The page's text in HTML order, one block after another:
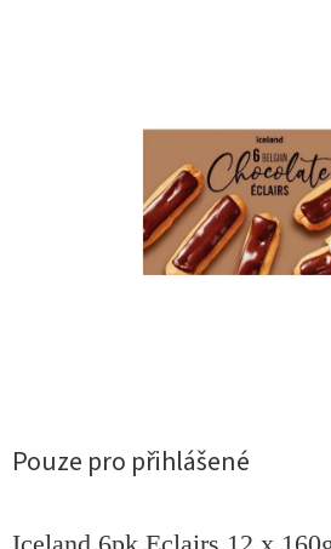
Pouze pro přihlášené